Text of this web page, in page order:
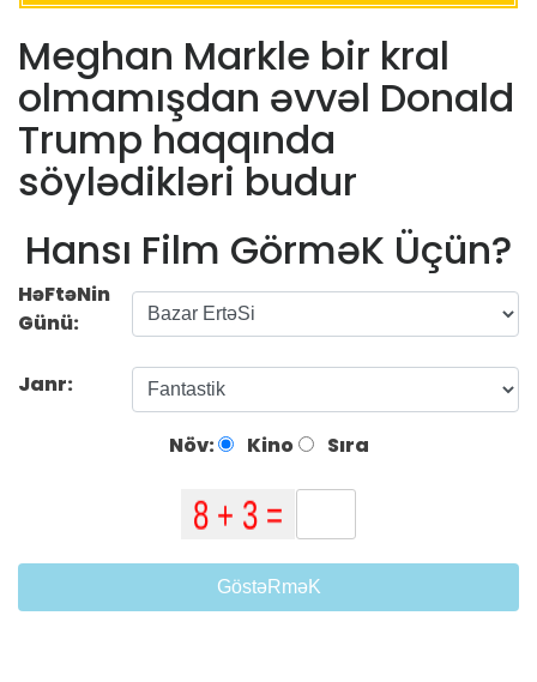
Meghan Markle bir kral
olmamışdan əvvəl Donald
Trump haqqında
söylədikləri budur
Hansı Film GörməK Üçün?
HəFtəNin
Günü:
Janr:
Növ: Kino Sıra
GöstəRməK